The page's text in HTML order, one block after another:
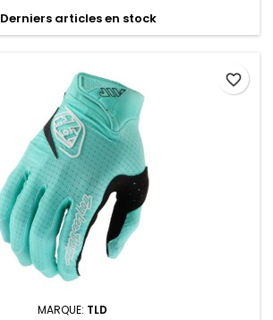
Derniers articles en stock
MARQUE: TLD
favorite_border